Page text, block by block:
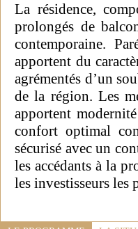
La résidence,
prolongés de
contemporaine.
apportent du
agrémentés d’un
de la région. Les
apportent
confort optimal
sécurisé avec un
les accédants à la
les investisseurs les